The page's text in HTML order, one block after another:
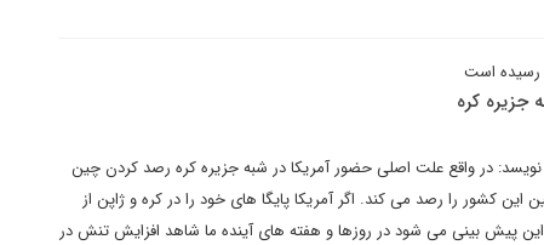
رسیده است
کره
در واقع علت اصلی حضور آمریکا در شبه جزیره کره رصد کردن چین
کشور را رصد می کند. اگر آمریکا پایگا های خود را در کره و ژاپن از
پیش بینی می شود در روزها و هفته های آینده ما شاهد افزایش تنش در